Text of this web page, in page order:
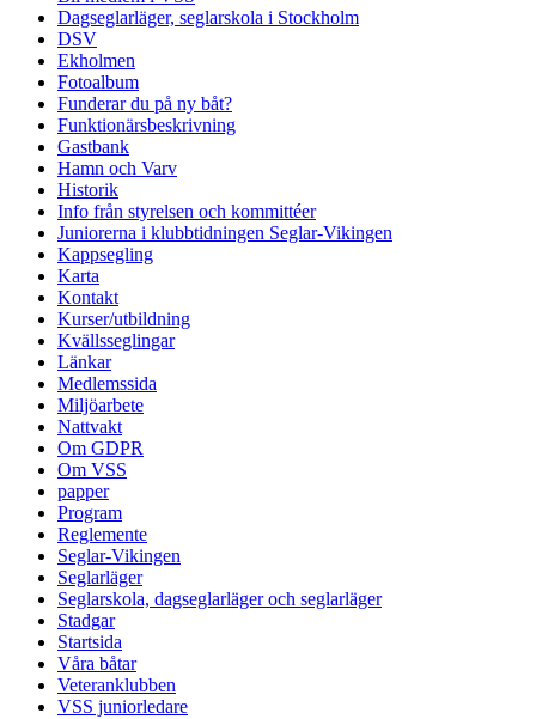
Dagseglarläger, seglarskola i Stockholm
DSV
Ekholmen
Fotoalbum
Funderar du på ny båt?
Funktionärsbeskrivning
Gastbank
Hamn och Varv
Historik
Info från styrelsen och kommittéer
Juniorerna i klubbtidningen Seglar-Vikingen
Kappsegling
Karta
Kontakt
Kurser/utbildning
Kvällsseglingar
Länkar
Medlemssida
Miljöarbete
Nattvakt
Om GDPR
Om VSS
papper
Program
Reglemente
Seglar-Vikingen
Seglarläger
Seglarskola, dagseglarläger och seglarläger
Stadgar
Startsida
Våra båtar
Veteranklubben
VSS juniorledare